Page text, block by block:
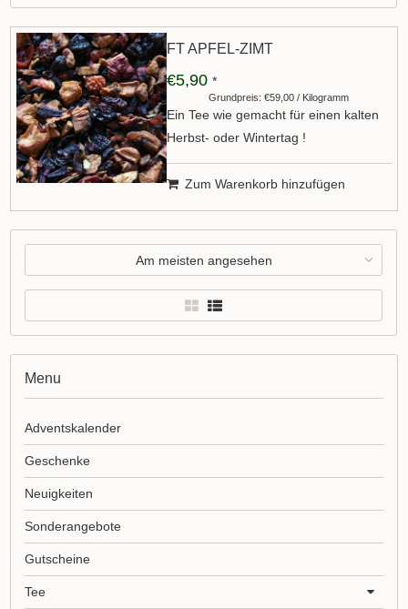
FT APFEL-ZIMT
€5,90 *
Grundpreis: €59,00 / Kilogramm
Ein Tee wie gemacht für einen kalten
Herbst- oder Wintertag !
Zum Warenkorb hinzufügen
Am meisten angesehen
Menu
Adventskalender
Geschenke
Neuigkeiten
Sonderangebote
Gutscheine
Tee